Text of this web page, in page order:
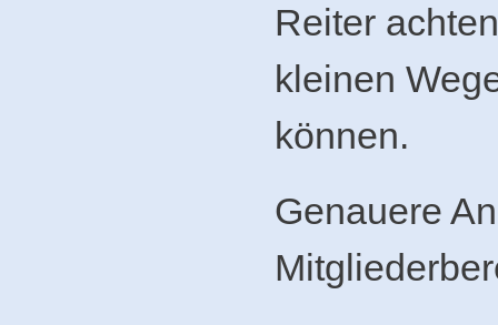
Reiter
kleinen
können.
Genauere